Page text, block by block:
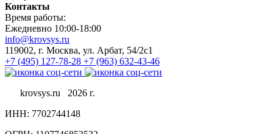
Контакты
Время работы:
Ежедневно 10:00-18:00
info@krovsys.ru
119002, г. Москва, ул. Арбат, 54/2с1
+7 (495) 127-78-28 +7 (963) 632-43-46
krovsys.ru 2026 г.
ИНН: 7702744148